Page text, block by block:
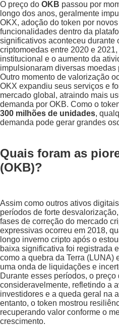
O preço do OKB passou por
longo dos anos, geralmente
OKX, adoção do token por
funcionalidades dentro da
significativos aconteceu durante
criptomoedas entre 2020 e
institucional e o aumento da
impulsionaram diversas moedas
Outro momento de valorização
OKX expandiu seus serviços e
mercado global, atraindo mais
demanda por OKB. Como o
300 milhões de unidades,
demanda pode gerar grandes
Quais foram as
(OKB)?
Assim como outros ativos
períodos de forte
fases de correção do mercado
expressivas ocorreu em 2018,
longo inverno cripto após o
baixa significativa foi registrada
como a quebra da Terra (LUNA)
uma onda de liquidações e
Durante esses períodos, o preço
consideravelmente, refletindo a
investidores e a queda geral na
entanto, o token mostrou
recuperando valor conforme o
crescimento.